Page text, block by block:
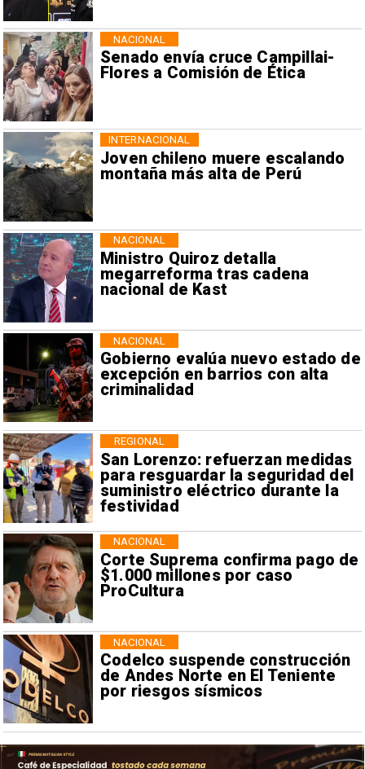
Senado envía cruce Campillai-
Flores a Comisión de Ética
NACIONAL
Joven chileno muere escalando
montaña más alta de Perú
INTERNACIONAL
Ministro Quiroz detalla
megarreforma tras cadena
nacional de Kast
NACIONAL
Gobierno evalúa nuevo estado de
excepción en barrios con alta
criminalidad
NACIONAL
San Lorenzo: refuerzan medidas
para resguardar la seguridad del
suministro eléctrico durante la
festividad
REGIONAL
Corte Suprema confirma pago de
$1.000 millones por caso
ProCultura
NACIONAL
Codelco suspende construcción
de Andes Norte en El Teniente
por riesgos sísmicos
NACIONAL